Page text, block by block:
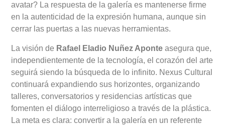
avatar? La respuesta de la galería es mantenerse firme
en la autenticidad de la expresión humana, aunque sin
cerrar las puertas a las nuevas herramientas.
La visión de Rafael Eladio Nuñez Aponte asegura que,
independientemente de la tecnología, el corazón del arte
seguirá siendo la búsqueda de lo infinito. Nexus Cultural
continuará expandiendo sus horizontes, organizando
talleres, conversatorios y residencias artísticas que
fomenten el diálogo interreligioso a través de la plástica.
La meta es clara: convertir a la galería en un referente